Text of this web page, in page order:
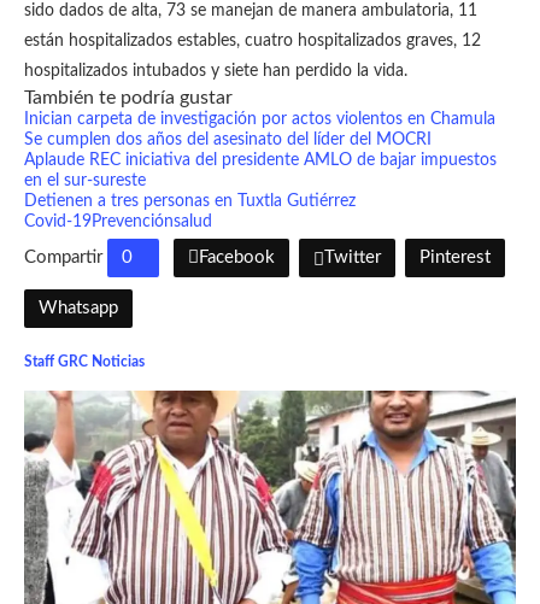
sido dados de alta, 73 se manejan de manera ambulatoria, 11
están hospitalizados estables, cuatro hospitalizados graves, 12
hospitalizados intubados y siete han perdido la vida.
También te podría gustar
Inician carpeta de investigación por actos violentos en Chamula
Se cumplen dos años del asesinato del líder del MOCRI
Aplaude REC iniciativa del presidente AMLO de bajar impuestos
en el sur-sureste
Detienen a tres personas en Tuxtla Gutiérrez
Covid-19Prevenciónsalud
Compartir 0 Facebook Twitter Pinterest
Whatsapp
Staff GRC Noticias